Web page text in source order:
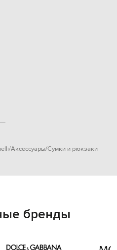
Аксессуары Сумки и рюкзаки
бренды